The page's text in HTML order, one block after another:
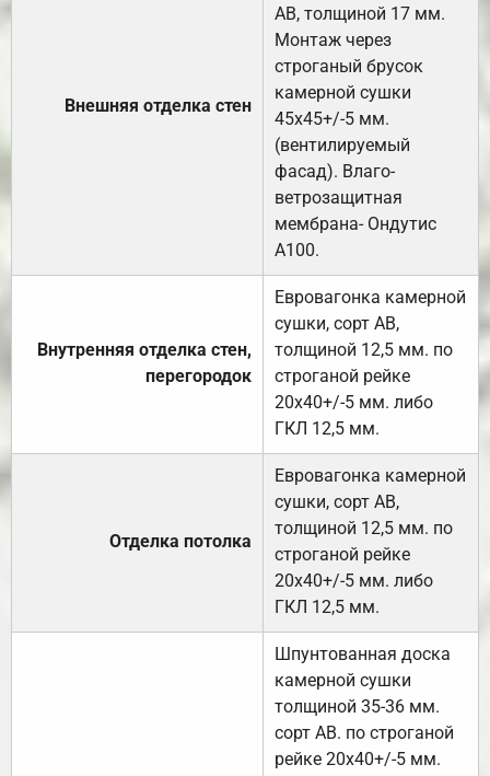
Внешняя отделка стен
АВ, толщиной 17 мм.
Монтаж через
строганый брусок
камерной сушки
45х45+/-5 мм.
(вентилируемый
фасад). Влаго-
ветрозащитная
мембрана- Ондутис
А100.
Внутренняя отделка стен,
перегородок
Евровагонка камерной
сушки, сорт АВ,
толщиной 12,5 мм. по
строганой рейке
20х40+/-5 мм. либо
ГКЛ 12,5 мм.
Отделка потолка
Евровагонка камерной
сушки, сорт АВ,
толщиной 12,5 мм. по
строганой рейке
20х40+/-5 мм. либо
ГКЛ 12,5 мм.
Шпунтованная доска
камерной сушки
толщиной 35-36 мм.
сорт АВ. по строганой
рейке 20х40+/-5 мм.